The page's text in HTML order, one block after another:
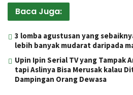
Baca Juga:
3 lomba agustusan yang
lebih banyak mudarat daripada
Upin Ipin Serial TV yang Tampak
tapi Aslinya Bisa Merusak kalau
Dampingan Orang Dewasa